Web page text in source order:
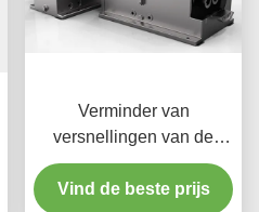
Verminder van
versnellingen van de
Guomao SZ-serie √
Parallel Shaft Helical
Vind de beste prijs